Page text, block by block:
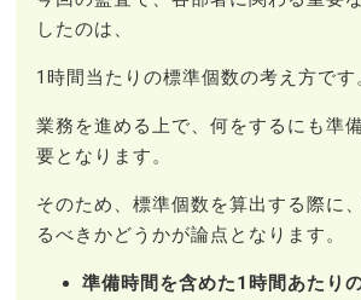
したのは、
1時間当たりの標準個数の考え方です
業務を進める上で、何をするにも準
要となります。
そのため、標準個数を算出する際に
るべきかどうかが論点となります。
準備時間を含めた1時間あたり